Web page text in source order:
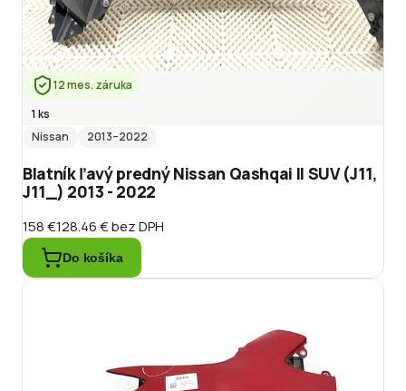
12 mes. záruka
1 ks
Nissan
2013–2022
Blatník ľavý predný Nissan Qashqai II SUV (J11,
J11_) 2013 - 2022
158 €128.46 €bez DPH
Do košíka